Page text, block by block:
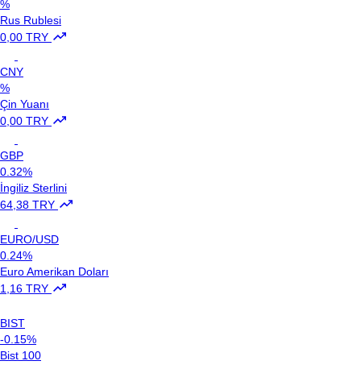
%
Rus Rublesi
0,00 TRY
CNY
%
Çin Yuanı
0,00 TRY
GBP
0.32%
İngiliz Sterlini
64,38 TRY
EURO/USD
0.24%
Euro Amerikan Doları
1,16 TRY
BIST
-0.15%
Bist 100